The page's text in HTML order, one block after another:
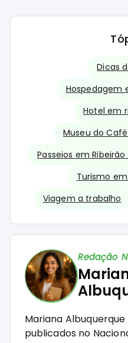
Dicas
Hospedagem
Hotel em
Museu do
Passeios em Ribeirão
Turismo
Viagem a trabalho
Redação
Mariana Albuquerque
publicados no